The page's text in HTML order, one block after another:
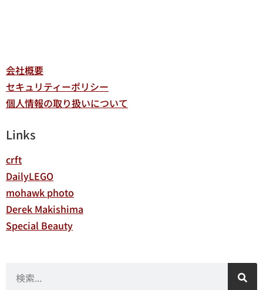
会社概要
セキュリティーポリシー
個人情報の取り扱いについて
Links
crft
DailyLEGO
mohawk photo
Derek Makishima
Special Beauty